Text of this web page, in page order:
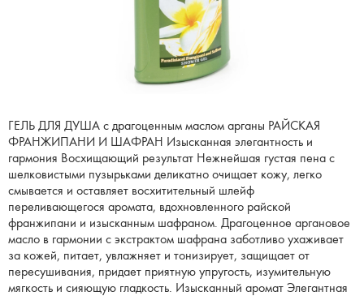
ГЕЛЬ ДЛЯ ДУША с драгоценным маслом арганы РАЙСКАЯ
ФРАНЖИПАНИ И ШАФРАН Изысканная элегантность и
гармония Восхищающий результат Нежнейшая густая пена с
шелковистыми пузырьками деликатно очищает кожу, легко
смывается и оставляет восхитительный шлейф
переливающегося аромата, вдохновленного райской
франжипани и изысканным шафраном. Драгоценное аргановое
масло в гармонии с экстрактом шафрана заботливо ухаживает
за кожей, питает, увлажняет и тонизирует, защищает от
пересушивания, придает приятную упругость, изумительную
мягкость и сияющую гладкость. Изысканный аромат Элегантная